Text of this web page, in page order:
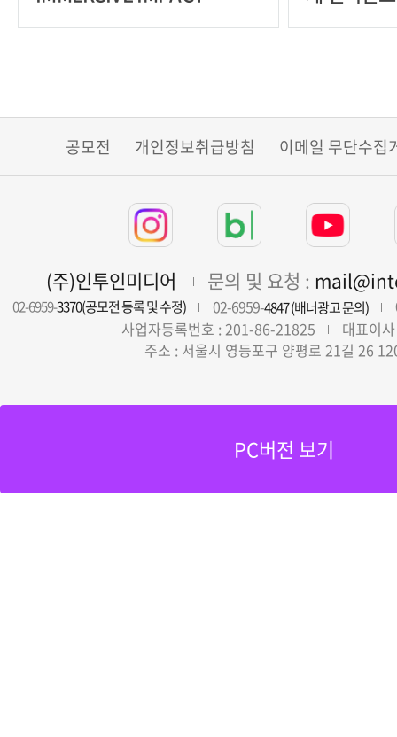
공모전 개인정보취급방침 이메일 무단수집
(주)인투인미디어 문의 및 요청 :
02-6959-3370(공모전 등록 및 수정) 02-6959-4847 (배너광고 문의)
사업자등록번호 : 201-86-21825
대표이
주소 : 서울시 영등포구 양평로 21길 26
PC버전 보기